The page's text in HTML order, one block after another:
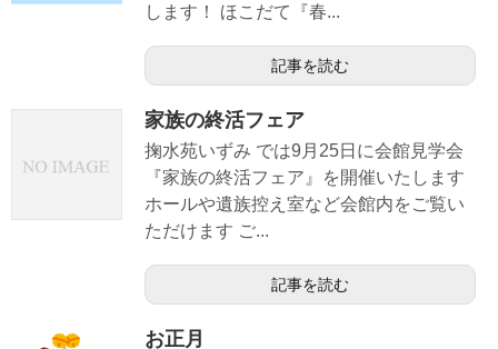
します！ ほこだて『春...
記事を読む
家族の終活フェア
掬水苑いずみ では9月25日に会館見学会
『家族の終活フェア』を開催いたします
ホールや遺族控え室など会館内をご覧い
ただけます ご...
記事を読む
お正月